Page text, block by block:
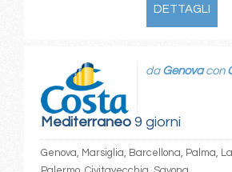
DETTAGLI
Mediterraneo9 giorni
da Genovacon
Genova, Marsiglia, Barcellona, Palma,